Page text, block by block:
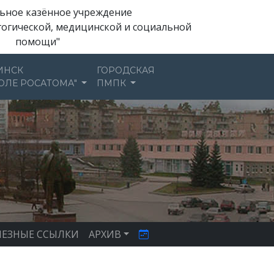
казённое учреждение
медицинской и социальной
помощи"
РОСАТОМА"
ГОРОДСКАЯ
ПМПК
ССЫЛКИ АРХИВ